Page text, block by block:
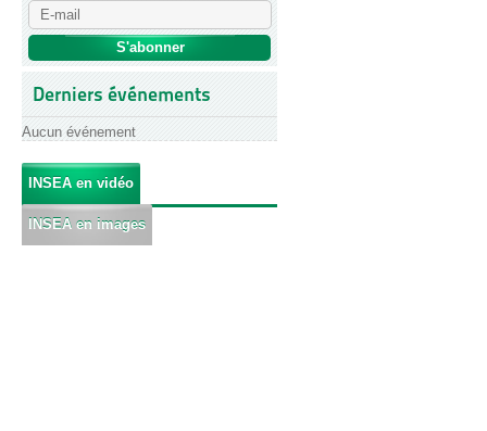
Derniers événements
Aucun événement
INSEA en vidéo
INSEA en images